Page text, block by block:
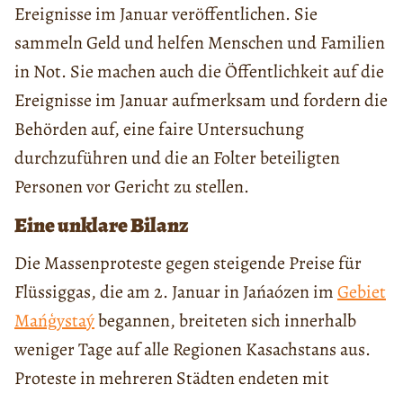
Ereignisse im Januar veröffentlichen. Sie
sammeln Geld und helfen Menschen und Familien
in Not. Sie machen auch die Öffentlichkeit auf die
Ereignisse im Januar aufmerksam und fordern die
Behörden auf, eine faire Untersuchung
durchzuführen und die an Folter beteiligten
Personen vor Gericht zu stellen.
Eine unklare Bilanz
Die Massenproteste gegen steigende Preise für
Flüssiggas, die am 2. Januar in Jańaózen imGebiet
Mańģystaýbegannen, breiteten sich innerhalb
weniger Tage auf alle Regionen Kasachstans aus.
Proteste in mehreren Städten endeten mit